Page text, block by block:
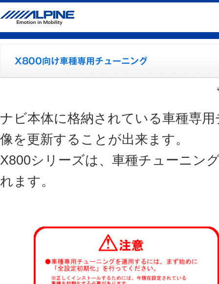
ナビ本体に格納されている車種専
像を更新することが出来ます。
X800シリーズは、車種チューニン
れます。